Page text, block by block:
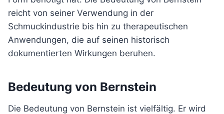
reicht von seiner Verwendung in der
Schmuckindustrie bis hin zu therapeutischen
Anwendungen, die auf seinen historisch
dokumentierten Wirkungen beruhen.
Bedeutung von Bernstein
Die Bedeutung von Bernstein ist vielfältig. Er wird